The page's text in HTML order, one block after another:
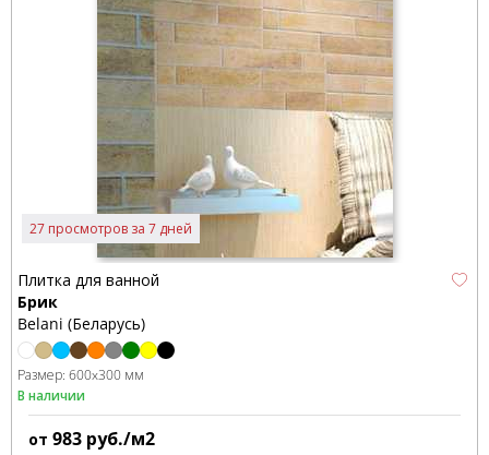
27 просмотров за 7 дней
Плитка для ванной
Брик
Belani (Беларусь)
Размер: 600x300 мм
В наличии
от 983 руб./м2